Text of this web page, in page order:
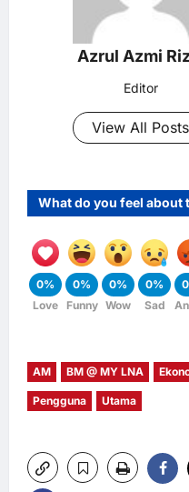
Azrul Azmi
Editor
View All Posts
What do you feel about
0%
Love
0%
Funny
0%
Wow
0%
Sad
AM BM @ MY LNA
Pengguna Utama